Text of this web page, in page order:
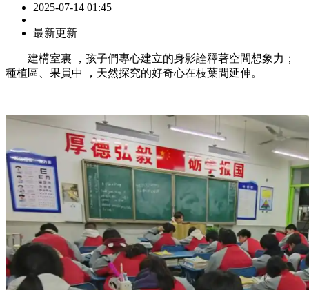
2025-07-14 01:45
最新更新
建構室裏 ，孩子們專心建立的身影詮釋著空間想象力；
種植區、果員中 ，天然探究的好奇心在枝葉間延伸。